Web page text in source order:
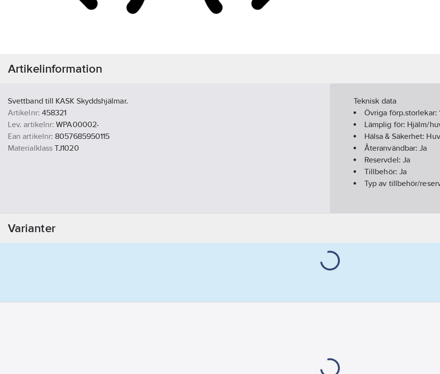
Artikelinformation
Svettband till KASK Skyddshjälmar.
Artikelnr: 458321
Lev. artikelnr: WPA00002-
Ean artikelnr: 8057685950115
Materialklass TJ1020
Teknisk data
Övriga förp.storlekar:
Lämplig för: Hjälm/
Hälsa & Säkerhet:
Återanvändbar:Ja
Reservdel: Ja
Tillbehör: Ja
Typ av tillbehör/
Varianter